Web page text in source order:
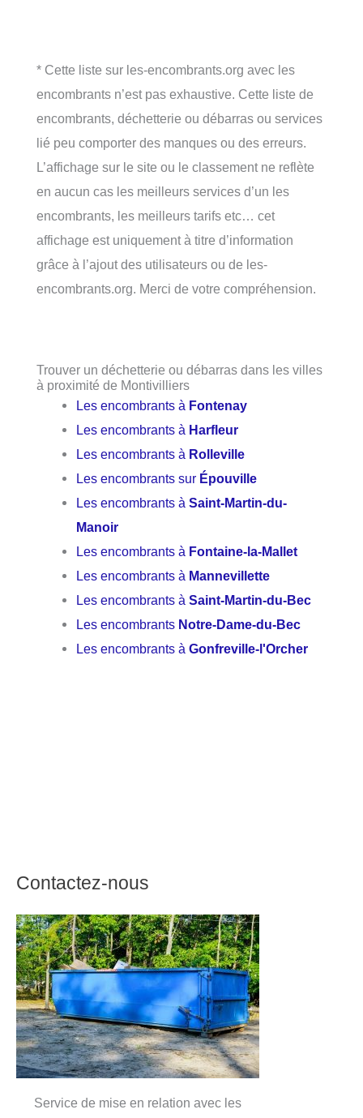
* Cette liste sur les-encombrants.org avec les
encombrants n’est pas exhaustive. Cette liste de
encombrants, déchetterie ou débarras ou services
lié peu comporter des manques ou des erreurs.
L’affichage sur le site ou le classement ne reflète
en aucun cas les meilleurs services d’un les
encombrants, les meilleurs tarifs etc… cet
affichage est uniquement à titre d’information
grâce à l’ajout des utilisateurs ou de les-
encombrants.org. Merci de votre compréhension.
Trouver un déchetterie ou débarras dans les villes
à proximité de Montivilliers
Les encombrants à Fontenay
Les encombrants à Harfleur
Les encombrants à Rolleville
Les encombrants sur Épouville
Les encombrants àSaint-Martin-du-
Manoir
Les encombrants à Fontaine-la-Mallet
Les encombrants à Mannevillette
Les encombrants àSaint-Martin-du-Bec
Les encombrants Notre-Dame-du-Bec
Les encombrants àGonfreville-l'Orcher
Contactez-nous
Service de mise en relation avec les